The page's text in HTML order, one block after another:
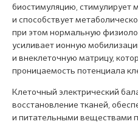
биостимуляцию, стимулирует
и способствует
при этом нормальную
усиливает ионную
и внеклеточную матрицу,
проницаемость потенциала
Клеточный электрический
восстановление тканей,
и питательными веществами